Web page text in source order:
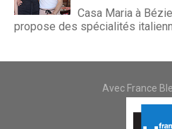
Casa Maria à
propose des spécialités
Avec France